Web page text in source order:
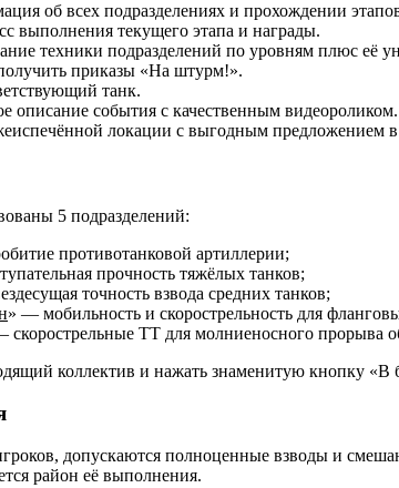
об всех подразделениях и прохождении
выполнения текущего этапа и награды.
техники подразделений по уровням плюс её
приказы «На штурм!».
танк.
описание события с качественным видеороликом.
локации с выгодным предложением в
5 подразделений:
противотанковой артиллерии;
прочность тяжёлых танков;
точность взвода средних танков;
» — мобильность и скорострельность для
скорострельные ТТ для молниеносного прорыва
коллектив и нажать знаменитую кнопку «В
, допускаются полноценные взводы и
район её выполнения.